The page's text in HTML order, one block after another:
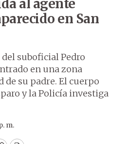
al agente
en San
suboficial Pedro
en una zona
de su padre. El cuerpo
y la Policía investiga
m.